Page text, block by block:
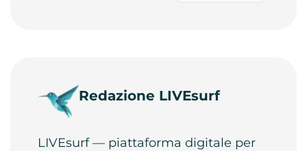
Redazione LIVEsurf
LIVEsurf — piattaforma digitale per